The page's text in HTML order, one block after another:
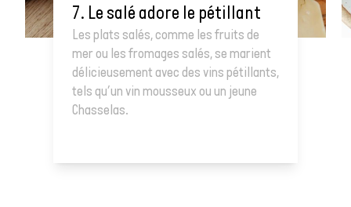
7. Le salé adore le pétillant
Les plats salés, comme les fruits de
mer ou les fromages salés, se marient
délicieusement avec des vins pétillants,
tels qu’un vin mousseux ou un jeune
Chasselas.